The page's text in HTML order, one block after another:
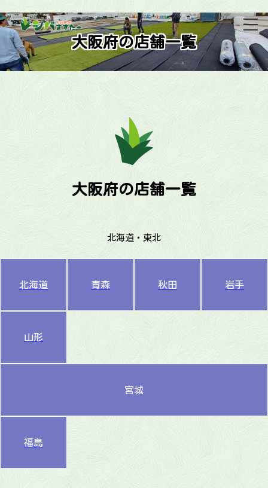
大阪府の店舗一覧
大阪府の店舗一覧
北海道・東北
北海道 青森 秋田 岩手
山形
宮城
福島